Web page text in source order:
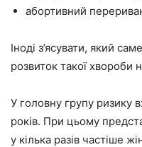
абортивний
Іноді з’ясувати, який
розвиток такої
У головну групу ризику
років. При цьому
у кілька разів частіше